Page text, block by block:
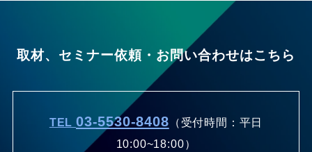
取材、セミナー依頼・お問い合わせはこちら
TEL 03-5530-8408 （受付時間：平日
10:00~18:00）